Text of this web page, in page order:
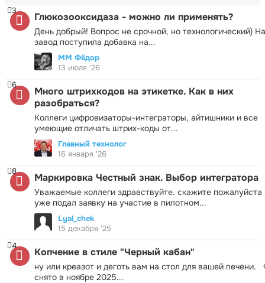
Глюкозооксидаза - можно ли применять?
День добрый! Вопрос не срочной, но технологический) На
завод поступила добавка на...
3
ММ Фёдор
13 июля '26
Много штрихкодов на этикетке. Как в них
разобраться?
Коллеги цифровизаторы-интеграторы, айтишники и все
умеющие отличать штрих-коды от...
6
Главный технолог
16 января '26
Маркировка Честный знак. Выбор интегратора
Уважаемые коллеги здравствуйте. скажите пожалуйста
уже подал заявку на участие в пилотном...
8
Lyal_chek
15 декабря '25
Копчение в стиле "Черный кабан"
ну или креазот и деготь вам на стол для вашей печени.
снято в ноябре 2025...
4